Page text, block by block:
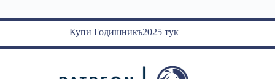
Купи Годишникъ2025 тук